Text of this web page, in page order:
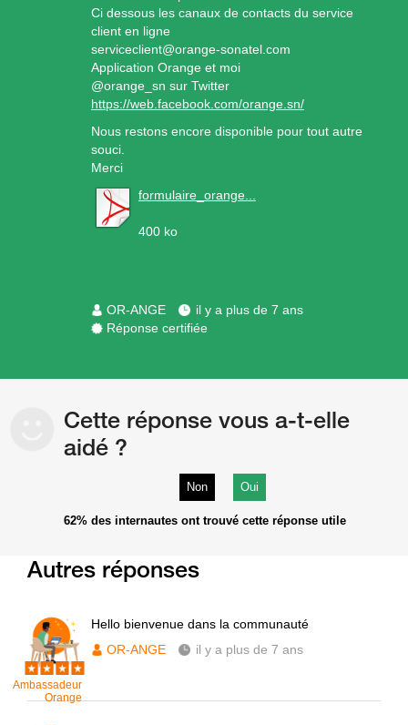
Ci dessous les canaux de contacts du service
client en ligne
serviceclient@orange-sonatel.com
Application Orange et moi
@orange_sn sur Twitter
https://web.facebook.com/orange.sn/
Nous restons encore disponible pour tout autre
souci.
Merci
formulaire_orange...
400 ko
OR-ANGE
il y a plus de 7 ans
Réponse certifiée
Cette réponse vous a-t-elle
aidé ?
Non Oui
62% des internautes ont trouvé cette réponse utile
Autres réponses
Ambassadeur
Orange
Hello bienvenue dans la communauté
OR-ANGE
il y a plus de 7 ans